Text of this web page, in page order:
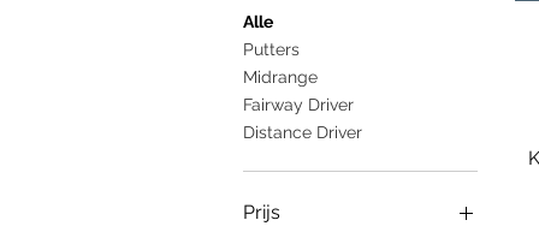
Alle
Putters
Midrange
Fairway Driver
Distance Driver
Prijs